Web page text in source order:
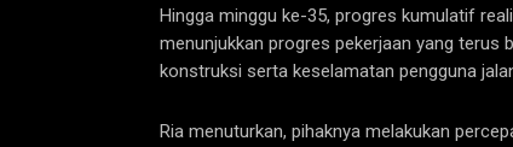
Hingga minggu ke-35, progres kumulatif
menunjukkan progres pekerjaan yang terus
konstruksi serta keselamatan pengguna
Ria menuturkan, pihaknya melakukan